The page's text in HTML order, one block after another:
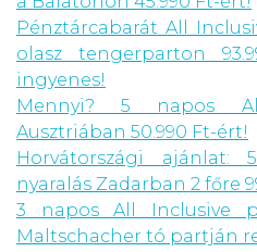
Pénztárcabarát All
olasz tengerparton
ingyenes!
Mennyi? 5 napos
Ausztriában 50.990 Ft-ért!
Horvátországi ajánlat:
nyaralás Zadarban 2 főre
3 napos All Inclusive
Maltschacher tó partján